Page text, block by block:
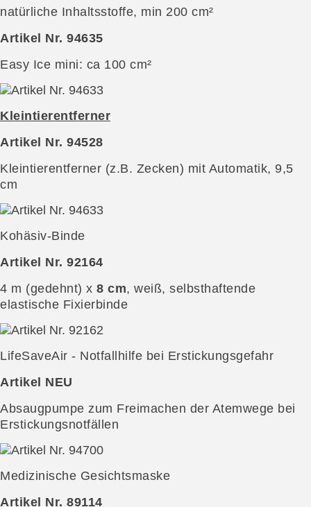
natürliche Inhaltsstoffe, min 200 cm²
Artikel Nr. 94635
Easy Ice mini: ca 100 cm²
Kleintierentferner
Artikel Nr. 94528
Kleintierentferner (z.B. Zecken) mit Automatik, 9,5
cm
Kohäsiv-Binde
Artikel Nr. 92164
4 m (gedehnt) x 8 cm, weiß, selbsthaftende
elastische Fixierbinde
LifeSaveAir - Notfallhilfe bei Erstickungsgefahr
Artikel NEU
Absaugpumpe zum Freimachen der Atemwege bei
Erstickungsnotfällen
Medizinische Gesichtsmaske
Artikel Nr. 89114